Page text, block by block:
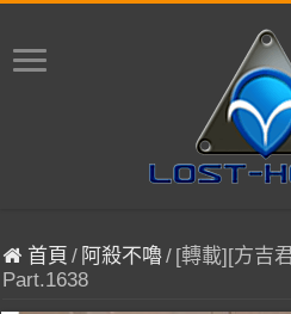
首頁 / 阿殺不嚕/ [轉載][方吉
Part.1638